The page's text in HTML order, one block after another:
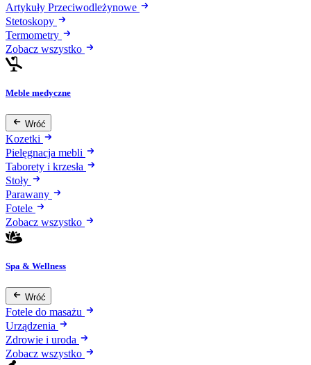
Artykuły Przeciwodleżynowe
Stetoskopy
Termometry
Zobacz wszystko
Meble medyczne
Wróć
Kozetki
Pielęgnacja mebli
Taborety i krzesła
Stoły
Parawany
Fotele
Zobacz wszystko
Spa & Wellness
Wróć
Fotele do masażu
Urządzenia
Zdrowie i uroda
Zobacz wszystko